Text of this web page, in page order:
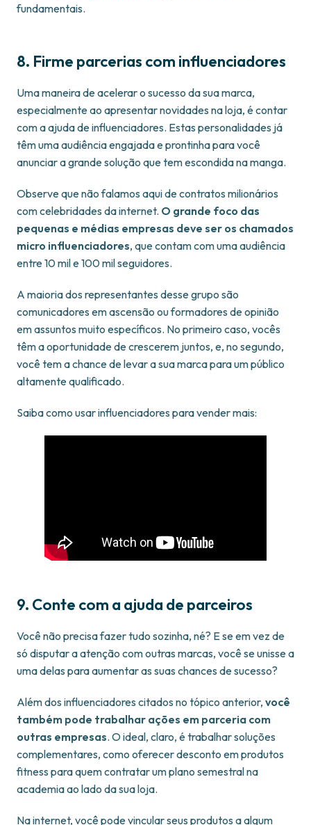
fundamentais.
8. Firme parcerias com influenciadores
Uma maneira de acelerar o sucesso da sua marca,
especialmente ao apresentar novidades na loja, é contar
com a ajuda de influenciadores. Estas personalidades já
têm uma audiência engajada e prontinha para você
anunciar a grande solução que tem escondida na manga.
Observe que não falamos aqui de contratos milionários
com celebridades da internet. O grande foco das
pequenas e médias empresas deve ser os chamados
micro influenciadores, que contam com uma audiência
entre 10 mil e 100 mil seguidores.
A maioria dos representantes desse grupo são
comunicadores em ascensão ou formadores de opinião
em assuntos muito específicos. No primeiro caso, vocês
têm a oportunidade de crescerem juntos, e, no segundo,
você tem a chance de levar a sua marca para um público
altamente qualificado.
Saiba como usar influenciadores para vender mais:
9. Conte com a ajuda de parceiros
Você não precisa fazer tudo sozinha, né? E se em vez de
só disputar a atenção com outras marcas, você se unisse a
uma delas para aumentar as suas chances de sucesso?
Além dos influenciadores citados no tópico anterior, você
também pode trabalhar ações em parceria com
outras empresas. O ideal, claro, é trabalhar soluções
complementares, como oferecer desconto em produtos
fitness para quem contratar um plano semestral na
academia ao lado da sua loja.
Na internet, você pode vincular seus produtos a algum